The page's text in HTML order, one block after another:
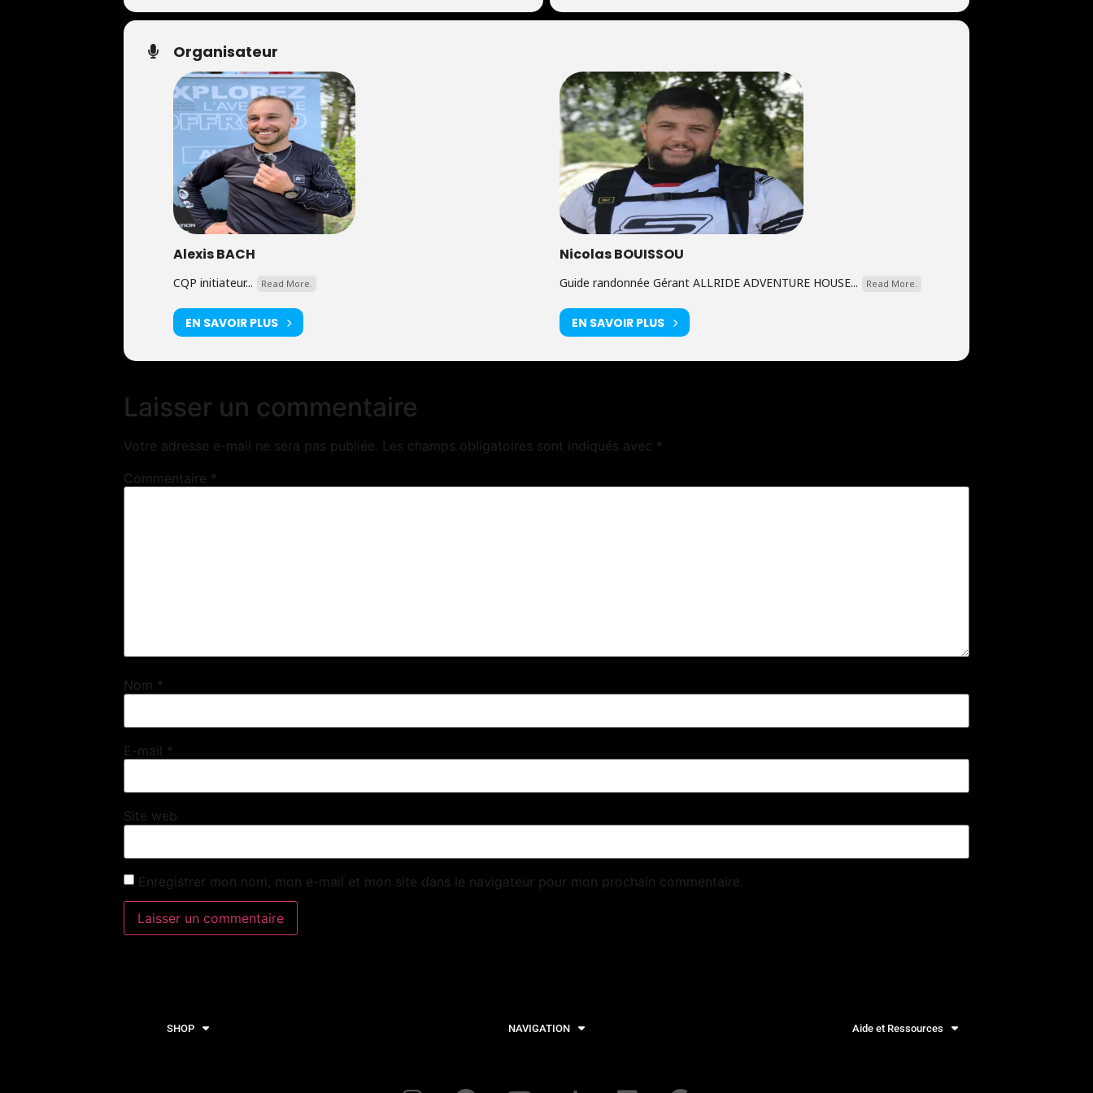
Organisateur
Alexis BACH
CQP initiateur... Read More.
EN SAVOIR PLUS
Nicolas BOUISSOU
Guide randonnée Gérant ALLRIDE ADVENTURE HOUSE... Read More.
EN SAVOIR PLUS
Laisser un commentaire
Votre adresse e-mail ne sera pas publiée. Les champs obligatoires sont indiqués avec *
Commentaire *
Nom *
E-mail *
Site web
Enregistrer mon nom, mon e-mail et mon site dans le navigateur pour mon prochain commentaire.
SHOP NAVIGATION Aide et Ressources